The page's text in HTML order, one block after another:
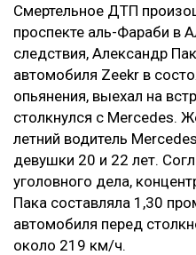
Смертельное ДТП
проспекте аль-Фараби в
следствия, Александр
автомобиля Zeekr в
опьянения, выехал на
столкнулся с Mercedes.
летний водитель
девушки 20 и 22 лет.
уголовного дела,
Пака составляла 1,30
автомобиля перед
около 219 км/ч.